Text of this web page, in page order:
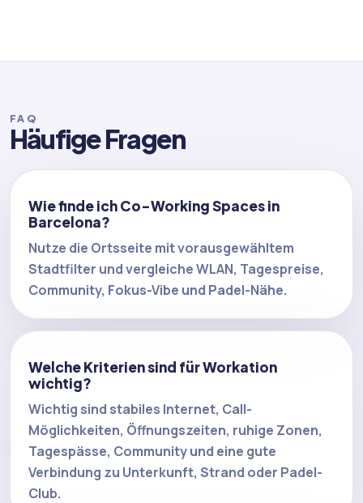
FAQ
Häufige Fragen
Wie finde ich Co-Working Spaces in
Barcelona?
Nutze die Ortsseite mit vorausgewähltem
Stadtfilter und vergleiche WLAN, Tagespreise,
Community, Fokus-Vibe und Padel-Nähe.
Welche Kriterien sind für Workation
wichtig?
Wichtig sind stabiles Internet, Call-
Möglichkeiten, Öffnungszeiten, ruhige Zonen,
Tagespässe, Community und eine gute
Verbindung zu Unterkunft, Strand oder Padel-
Club.